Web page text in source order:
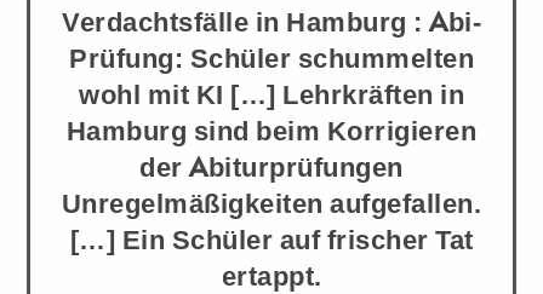
Verdachtsfälle in Hamburg : Abi-
Prüfung: Schüler schummelten
wohl mit KI […] Lehrkräften in
Hamburg sind beim Korrigieren
der Abiturprüfungen
Unregelmäßigkeiten aufgefallen.
[…] Ein Schüler auf frischer Tat
ertappt.